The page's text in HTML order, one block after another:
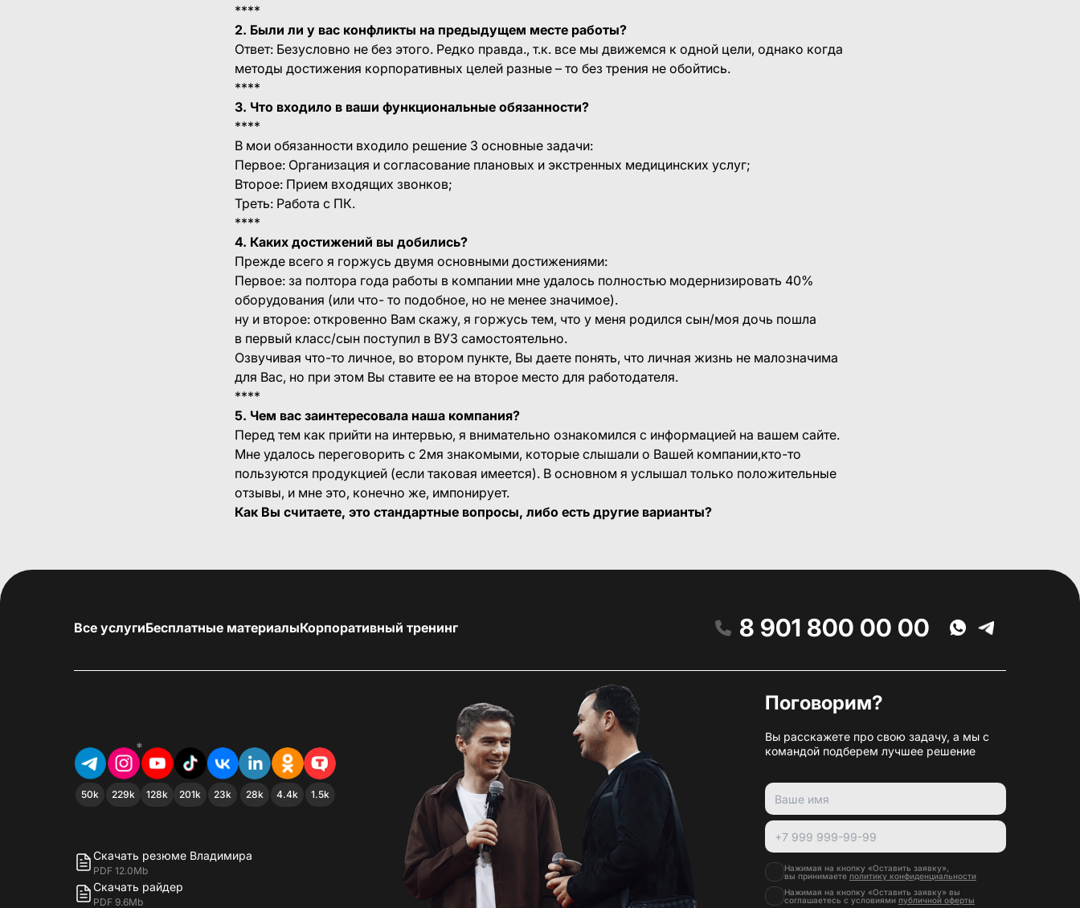
****
2. Были ли у вас конфликты на предыдущем месте работы?
Ответ: Безусловно не без этого. Редко правда., т.к. все мы движемся к одной цели, однако когда
методы достижения корпоративных целей разные – то без трения не обойтись.
****
3. Что входило в ваши функциональные обязанности?
****
В мои обязанности входило решение 3 основные задачи:
Первое: Организация и согласование плановых и экстренных медицинских услуг;
Второе: Прием входящих звонков;
Треть: Работа с ПК.
****
4. Каких достижений вы добились?
Прежде всего я горжусь двумя основными достижениями:
Первое: за полтора года работы в компании мне удалось полностью модернизировать 40%
оборудования (или что- то подобное, но не менее значимое).
ну и второе: откровенно Вам скажу, я горжусь тем, что у меня родился сын/моя дочь пошла
в первый класс/сын поступил в ВУЗ самостоятельно.
Озвучивая что-то личное, во втором пункте, Вы даете понять, что личная жизнь не малозначима
для Вас, но при этом Вы ставите ее на второе место для работодателя.
****
5. Чем вас заинтересовала наша компания?
Перед тем как прийти на интервью, я внимательно ознакомился с информацией на вашем сайте.
Мне удалось переговорить с 2мя знакомыми, которые слышали о Вашей компании,кто-то
пользуются продукцией (если таковая имеется). В основном я услышал только положительные
отзывы, и мне это, конечно же, импонирует.
Как Вы считаете, это стандартные вопросы, либо есть другие варианты?
Все услугиБесплатные материалыКорпоративный тренинг 8 901 800 00 00
50k
*
229k 128k 201k 23k 28k 4.4k 1.5k
Скачать резюме Владимира
PDF 12.0Mb
Скачать райдер
PDF 9.6Mb
Поговорим?
Вы расскажете про свою задачу, а мы с
командой подберем лучшее решение
Нажимая на кнопку «Оставить заявку»,
вы принимаете политику конфиденциальности
Нажимая на кнопку «Оставить заявку» вы
соглашаетесь с условиями публичной оферты